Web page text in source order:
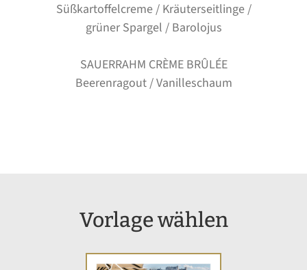
Süßkartoffelcreme / Kräuterseitlinge /
grüner Spargel / Barolojus
SAUERRAHM CRÈME BRÛLÉE
Beerenragout / Vanilleschaum
Vorlage wählen